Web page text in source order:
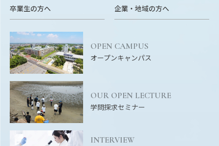
卒業生の方へ 企業・地域の方へ
OPEN CAMPUS
オープンキャンパス
OUR OPEN LECTURE
学問探求セミナー
INTERVIEW